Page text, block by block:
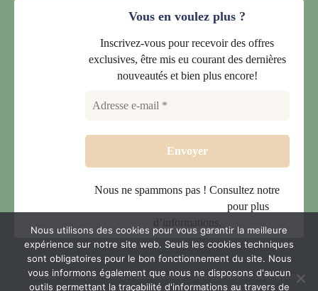
Vous en voulez plus ?
Inscrivez-vous pour recevoir des offres
exclusives, être mis eu courant des dernières
nouveautés et bien plus encore!
Nous ne spammons pas ! Consultez notre
pour plus
d’informations.
Contact Plan du site Politique de confidentialité Conditions générales de vente (CGV)
Nous utilisons des cookies pour vous garantir la meilleure
expérience sur notre site web. Seuls les cookies techniques
sont obligatoires pour le bon fonctionnement du site. Nous
vous informons également que nous ne disposons d'aucun
outils permettant la traçabilité d'informations au travers de